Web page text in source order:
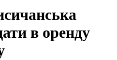
в оренду